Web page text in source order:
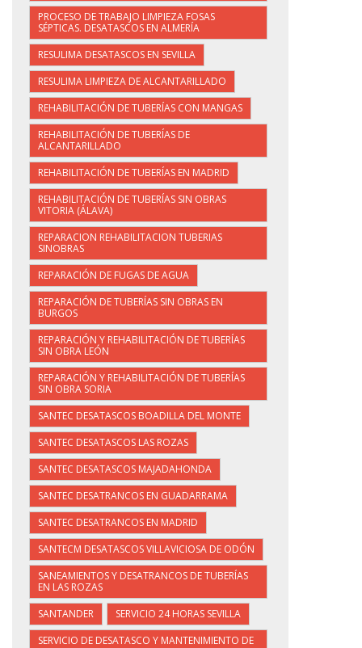
PROCESO DE TRABAJO LIMPIEZA FOSAS
SÉPTICAS. DESATASCOS EN ALMERÍA
RESULIMA DESATASCOS EN SEVILLA
RESULIMA LIMPIEZA DE ALCANTARILLADO
REHABILITACIÓN DE TUBERÍAS CON MANGAS
REHABILITACIÓN DE TUBERÍAS DE
ALCANTARILLADO
REHABILITACIÓN DE TUBERÍAS EN MADRID
REHABILITACIÓN DE TUBERÍAS SIN OBRAS
VITORIA (ÁLAVA)
REPARACION REHABILITACION TUBERIAS
SINOBRAS
REPARACIÓN DE FUGAS DE AGUA
REPARACIÓN DE TUBERÍAS SIN OBRAS EN
BURGOS
REPARACIÓN Y REHABILITACIÓN DE TUBERÍAS
SIN OBRA LEÓN
REPARACIÓN Y REHABILITACIÓN DE TUBERÍAS
SIN OBRA SORIA
SANTEC DESATASCOS BOADILLA DEL MONTE
SANTEC DESATASCOS LAS ROZAS
SANTEC DESATASCOS MAJADAHONDA
SANTEC DESATRANCOS EN GUADARRAMA
SANTEC DESATRANCOS EN MADRID
SANTECM DESATASCOS VILLAVICIOSA DE ODÓN
SANEAMIENTOS Y DESATRANCOS DE TUBERÍAS
EN LAS ROZAS
SANTANDER
SERVICIO 24 HORAS SEVILLA
SERVICIO DE DESATASCO Y MANTENIMIENTO DE